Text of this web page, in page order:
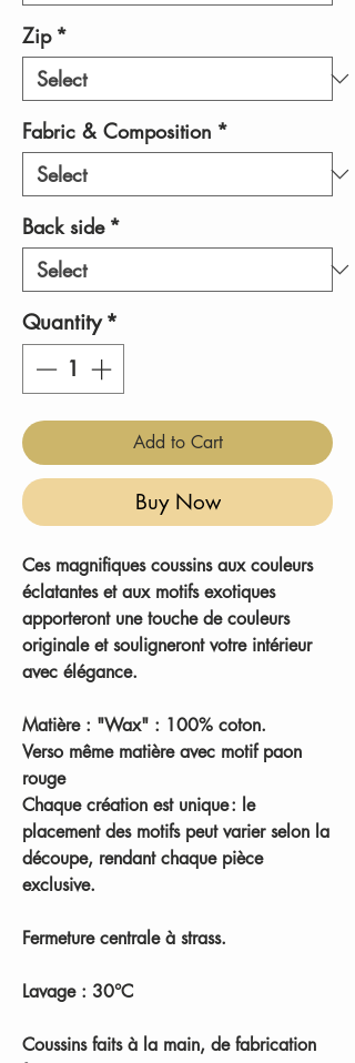
Zip *
Fabric & Composition *
Back side *
Quantity *
Add to Cart
Buy Now
Ces magnifiques coussins aux couleurs
éclatantes et aux motifs exotiques
apporteront une touche de couleurs
originale et souligneront votre intérieur
avec élégance.
Matière : "Wax" : 100% coton.
Verso même matière avec motif paon
rouge
Chaque création est unique : le
placement des motifs peut varier selon la
découpe, rendant chaque pièce
exclusive.
Fermeture centrale à strass.
Lavage : 30°C
Coussins faits à la main, de fabrication